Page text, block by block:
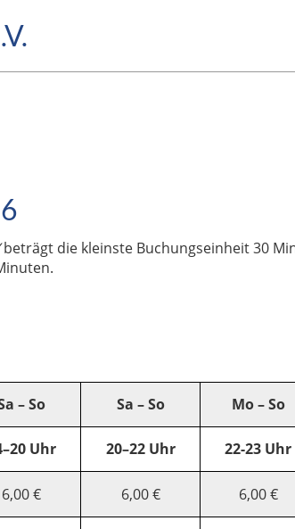
beträgt die kleinste Buchungseinheit 30
– So Sa – So Mo – So
Uhr 20–22 Uhr 22-23 Uhr
6,00 € 6,00 € 6,00 €